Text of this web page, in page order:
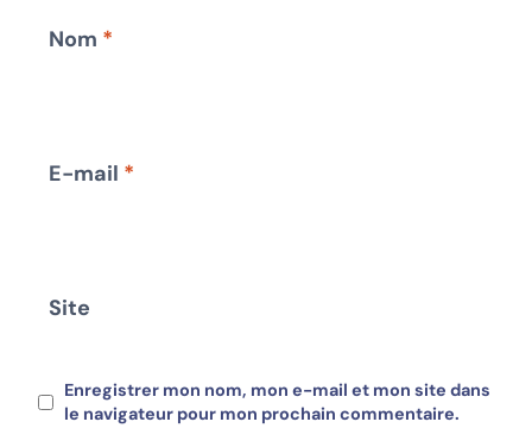
Nom *
E-mail *
Site
Enregistrer mon nom, mon e-mail et mon site dans
le navigateur pour mon prochain commentaire.